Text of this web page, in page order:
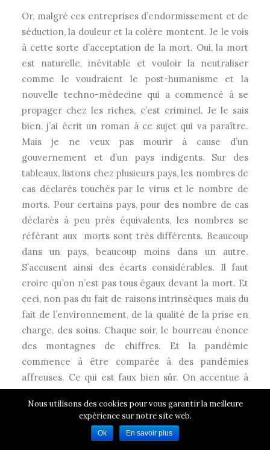
Or, malgré ces entreprises d’endormissement et de
séduction, la douleur et la colère montent. Je le vois
à cette sorte d’acceptation de la mort. Oui, la mort
est naturelle, inévitable et vouloir la neutraliser
comme le voudraient le post-humanisme et la
nouvelle techno-médecine qui a commencé à se
propager chez les riches, c’est criminel. Je le sais
bien, j’ai écrit un roman à ce sujet qui va paraître.
Mais je ne veux pas mourir à cause d’un
gouvernement et d’un pays indigents. Sur des
tableaux, listons chez plusieurs pays, les nombres de
cas déclarés touchés par le virus et le nombre de
morts. Pour certains pays, pour des nombre de cas
déclarés à peu près équivalents, les nombres se
référant aux
morts sont très différents. Beaucoup
dans un pays, beaucoup moins dans un autre.
S’accusent ainsi des écarts considérables. Il faut
croire qu’on n’est pas tous égaux devant la mort. Et
ceci, non pas du fait de raisons intrinsèques mais du
fait de l’environnement, de la qualité de la prise en
charge, des soins. Chaque soir, le bourreau énonce
des montagnes de chiffres. Et la pandémie
commence à être comparée à des pandémies
affreuses. Ce qui est faux bien sûr. On accentue à
l’extrême la gravité de cette pandémie pour pallier
l’incurie, la gestion basée sur la séduction pour
cause d’incapacité à traiter vraiment le problème,
pour signifier :Voyez, si les gens meurent comme ça,
Nous utilisons des cookies pour vous garantir la meilleure
expérience sur notre site web.
Ok En savoir plus